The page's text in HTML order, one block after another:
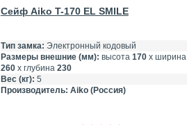
Сейф Aiko T-170 EL SMILE
Тип замка: Электронный кодовый
Размеры внешние (мм): высота 170х ширина
260х глубина 230
Вес (кг): 5
Производитель: Aiko (Россия)